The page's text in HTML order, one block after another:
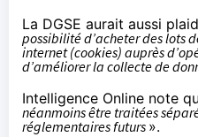
La DGSE aurait aussi
possibilité d’acheter des lots
internet (cookies) auprès
d’améliorer la collecte de
Intelligence Online note
néanmoins être traitées
réglementaires futurs ».